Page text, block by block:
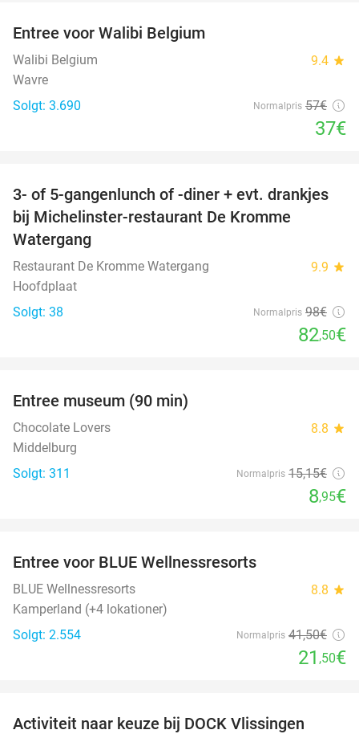
Entree voor Walibi Belgium
Walibi Belgium 9.4 star
Wavre
Solgt: 3.690
Normalpris 57€
37€
16%
3- of 5-gangenlunch of -diner + evt. drankjes
bij Michelinster-restaurant De Kromme
Watergang
Restaurant De Kromme Watergang 9.9 star
Hoofdplaat
Solgt: 38
Normalpris 98€
82,50€
Entree museum (90 min)
Chocolate Lovers 8.8 star
Middelburg
Solgt: 311
Normalpris 15,15€
8,95€
Entree voor BLUE Wellnessresorts
BLUE Wellnessresorts 8.8 star
Kamperland (+4 lokationer)
Solgt: 2.554
Normalpris 41,50€
21 ,50€
Activiteit naar keuze bij DOCK Vlissingen